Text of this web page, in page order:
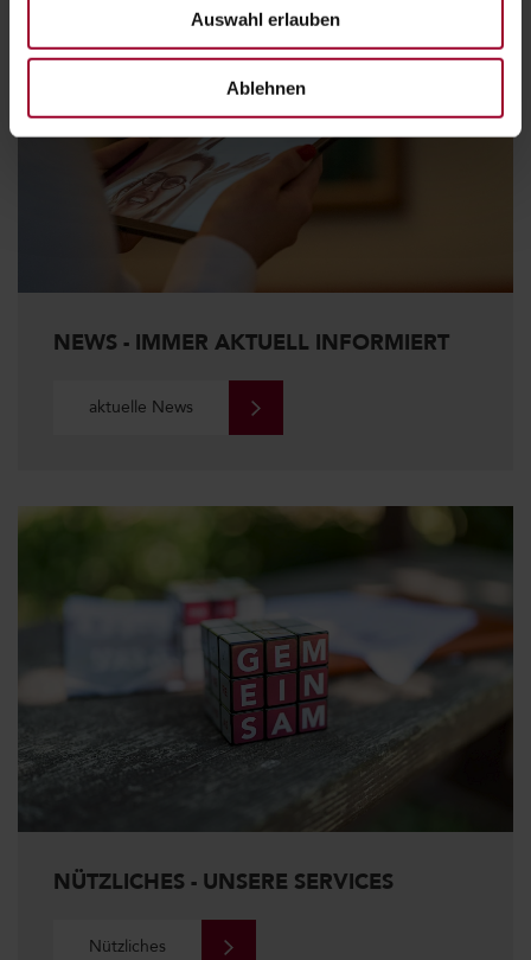
Auswahl erlauben
Ablehnen
NEWS - IMMER AKTUELL INFORMIERT
aktuelle News
NÜTZLICHES - UNSERE SERVICES
Nützliches